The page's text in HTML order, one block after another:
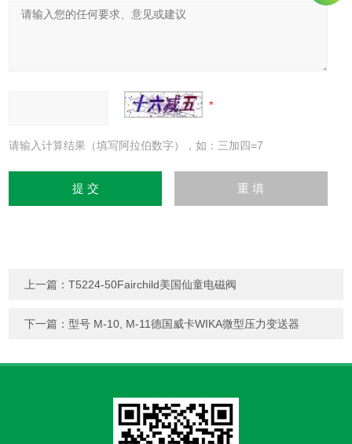
请输入计算结果（填写阿拉伯数字），如：三加四=7
上一篇：T5224-50Fairchild美国仙童电磁阀
下一篇：型号 M-10, M-11德国威卡WIKA微型压力变送器